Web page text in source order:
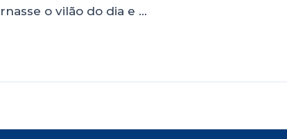
o vilão do dia e …